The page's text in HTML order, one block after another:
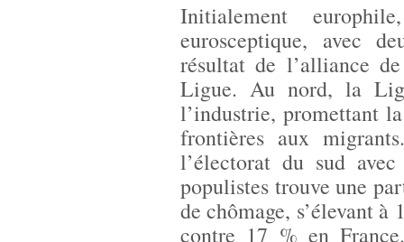
Initialement
eurosceptique, avec
résultat de l’alliance
Ligue. Au nord, la
l’industrie, promettant
frontières aux
l’électorat du sud
populistes trouve une
de chômage, s’élevant
contre 17 % en